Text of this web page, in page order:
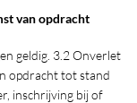
van opdracht
geldig. 3.2 Onverlet
opdracht tot stand
inschrijving bij of